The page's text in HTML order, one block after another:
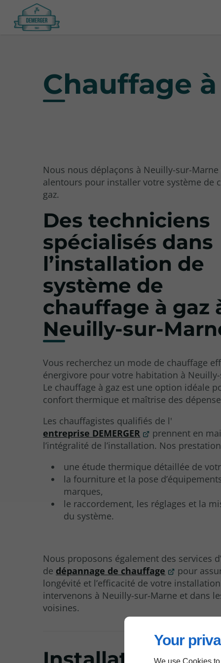
Your
We use Cookies
Chauffage
Nous nous déplaçons à Neuilly-sur-Marne
alentours pour installer votre système de
gaz.
Des techniciens
spécialisés dans
l’installation de
système de
chauffage à gaz
Neuilly-sur-
Vous recherchez un mode de chauffage
énergivore pour votre habitation à
Le chauffage à gaz est une option idéale
confort thermique et maîtrise des
Les chauffagistes qualifiés de l'
entreprise DEMERGER
prennent en
l’intégralité de l’installation. Nos
une étude thermique détaillée de
la fourniture et la pose
marques,
le raccordement, les réglages et la
du système.
Nous proposons également des services
de dépannage de chauffage
pour
longévité et l’efficacité de votre
intervenons à Neuilly-sur-Marne et dans
voisines.